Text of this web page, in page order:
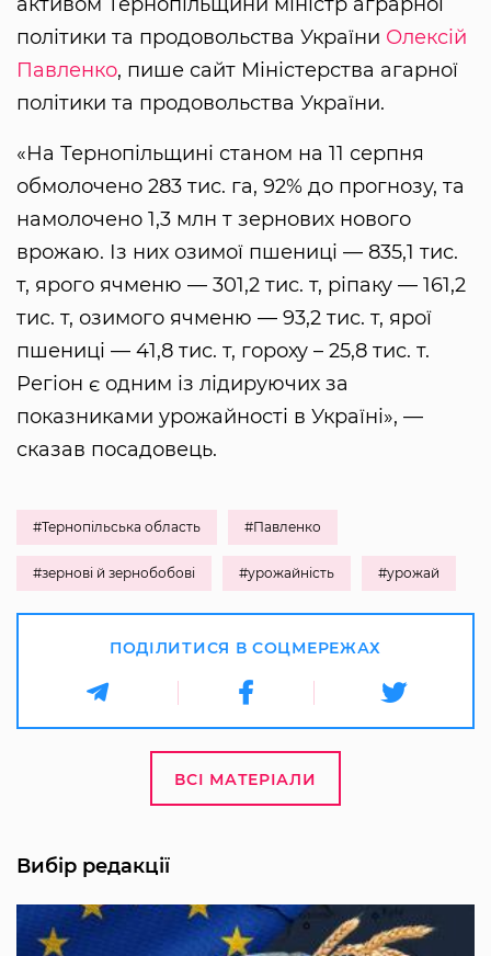
політики та продовольства України Олексій
Павленко, пише сайт Міністерства агарної
політики та продовольства України.
«На Тернопільщині станом на 11 серпня
обмолочено 283 тис. га, 92% до прогнозу, та
намолочено 1,3 млн т зернових нового
врожаю. Із них озимої пшениці — 835,1 тис.
т, ярого ячменю — 301,2 тис. т, ріпаку — 161,2
тис. т, озимого ячменю — 93,2 тис. т, ярої
пшениці — 41,8 тис. т, гороху – 25,8 тис. т.
Регіон є одним із лідируючих за
показниками урожайності в Україні», —
сказав посадовець.
#Тернопільська область #Павленко
#зернові й зернобобові #урожайність #урожай
ПОДІЛИТИСЯ В СОЦМЕРЕЖАХ
ВСІ МАТЕРІАЛИ
Вибір редакції